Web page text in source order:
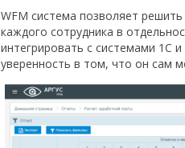
WFM система позволяет
каждого сотрудника в
интегрировать с системами 1С
уверенность в том, что он сам